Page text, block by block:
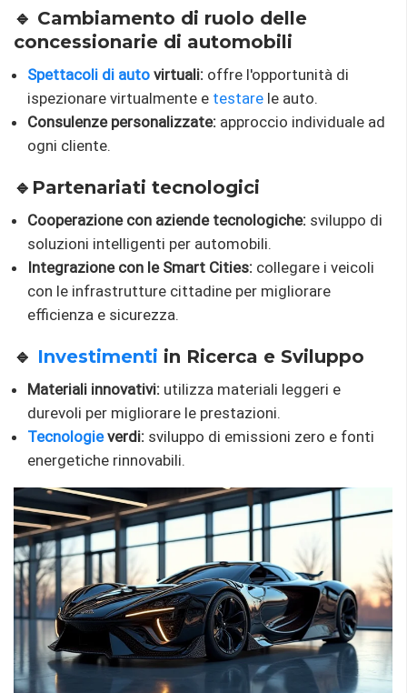
🔹 Cambiamento di ruolo delle
concessionarie di automobili
Spettacoli di auto virtuali: offre l'opportunità di
ispezionare virtualmente e testare le auto.
Consulenze personalizzate: approccio individuale ad
ogni cliente.
🔹Partenariati tecnologici
Cooperazione con aziende tecnologiche: sviluppo di
soluzioni intelligenti per automobili.
Integrazione con le Smart Cities: collegare i veicoli
con le infrastrutture cittadine per migliorare
efficienza e sicurezza.
🔹 Investimenti in Ricerca e Sviluppo
Materiali innovativi: utilizza materiali leggeri e
durevoli per migliorare le prestazioni.
Tecnologieverdi: sviluppo di emissioni zero e fonti
energetiche rinnovabili.